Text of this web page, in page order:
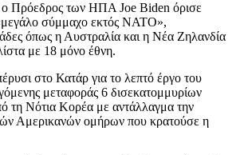
ο Πρόεδρος των ΗΠΑ Joe Biden όρισε
σύμμαχο εκτός ΝΑΤΟ»,
όπως η Αυστραλία και η Νέα Ζηλανδία
με 18 μόνο έθνη.
στο Κατάρ για το λεπτό έργο του
μεταφοράς 6 δισεκατομμυρίων
τη Νότια Κορέα με αντάλλαγμα την
Αμερικανών ομήρων που κρατούσε η